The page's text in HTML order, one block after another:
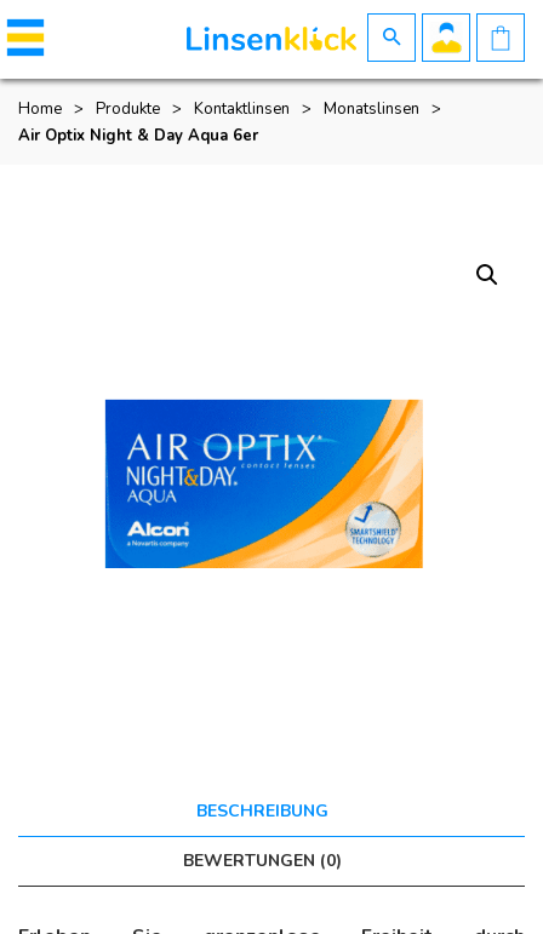
Home > Produkte > Kontaktlinsen > Monatslinsen
>
Air Optix Night & Day Aqua 6er
BESCHREIBUNG
BEWERTUNGEN (0)